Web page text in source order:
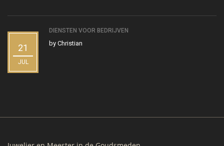
21
JUL
DIENSTEN VOOR BEDRIJVEN
by Christian